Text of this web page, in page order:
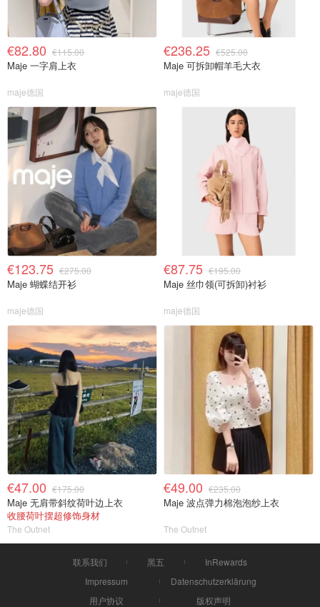
€82.80 €115.00
Maje 一字肩上衣
maje德国
€236.25 €525.00
Maje 可拆卸帽羊毛大衣
maje德国
€123.75 €275.00
Maje 蝴蝶结开衫
maje德国
€87.75 €195.00
Maje 丝巾领(可拆卸)衬衫
maje德国
€47.00 €175.00
Maje 无肩带斜纹荷叶边上衣
收腰荷叶摆超修饰身材
The Outnet
€49.00 €235.00
Maje 波点弹力棉泡泡纱上衣
The Outnet
联系我们 黑五
InRewards
Impressum
Datenschutzerklärung
用户协议
版权声明